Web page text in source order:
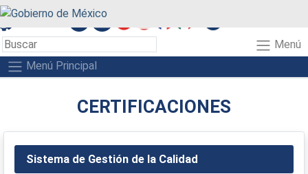
Menú
Menú Principal
CERTIFICACIONES
Sistema de Gestión de la Calidad